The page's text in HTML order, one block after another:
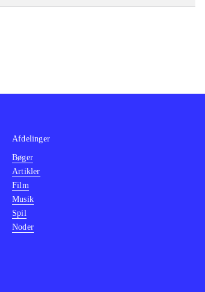
Afdelinger
Bøger
Artikler
Film
Musik
Spil
Noder